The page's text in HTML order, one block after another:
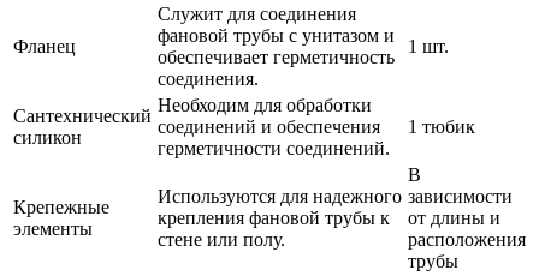
Фланец
Служит для соединения
фановой трубы с унитазом и
обеспечивает герметичность
соединения.
1 шт.
Сантехнический
силикон
Необходим для обработки
соединений и обеспечения
герметичности соединений.
1 тюбик
Крепежные
элементы
Используются для надежного
крепления фановой трубы к
стене или полу.
В
зависимости
от длины и
расположения
трубы